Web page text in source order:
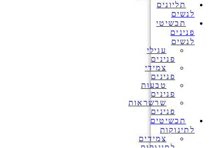
תליונים
לנשים
תכשיטי
פנינים
לנשים
עגילי
פנינים
צמידי
פנינים
טבעות
פנינים
שרשראות
פנינים
תכשיטים
לתינוקות
צמידים